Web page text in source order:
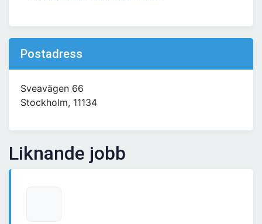
Postadress
Sveavägen 66
Stockholm, 11134
Liknande jobb